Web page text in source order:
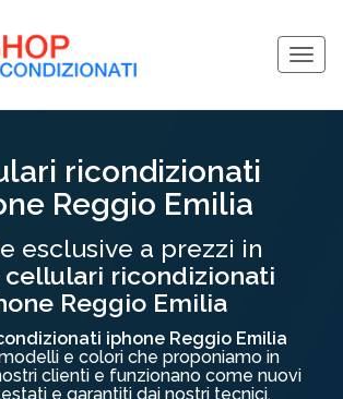
ricondizionati
Reggio Emilia
esclusive a prezzi in
cellulari ricondizionati
Reggio Emilia
iphone Reggio Emilia
e colori che proponiamo in
clienti e funzionano come nuovi
e garantiti dai nostri tecnici.